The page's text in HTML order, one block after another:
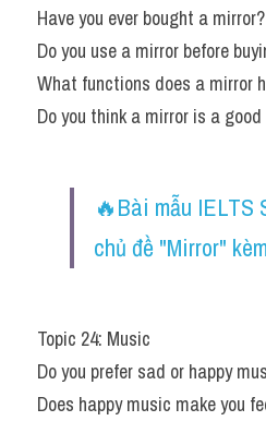
Have you ever bought a mirror?
Do you use a mirror before
What functions does a mirror
Do you think a mirror is a
🔥Bài mẫu IELTS
chủ đề "Mirror"
Topic 24: Music
Do you prefer sad or happy
Does happy music make you